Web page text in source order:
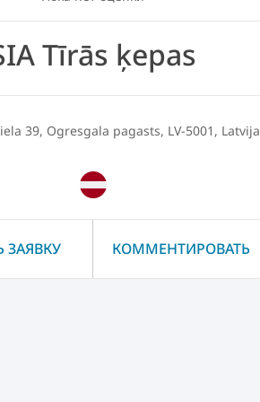
Tīrās ķepas
39, Ogresgala pagasts, LV-5001, Latvija
ЗАЯВКУ КОММЕНТИРОВАТЬ